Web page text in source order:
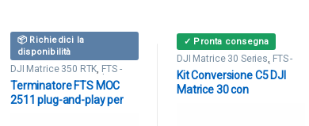
📦 Richiedici la
disponibilità
DJI Matrice 350 RTK, FTS -
Terminatori & Paracaduti
Terminatore FTS MOC
2511 plug-and-play per
✓ Pronta consegna
DJI Matrice 30 Series, FTS -
Terminatori & Paracaduti
Kit Conversione C5 DJI
Matrice 30 con